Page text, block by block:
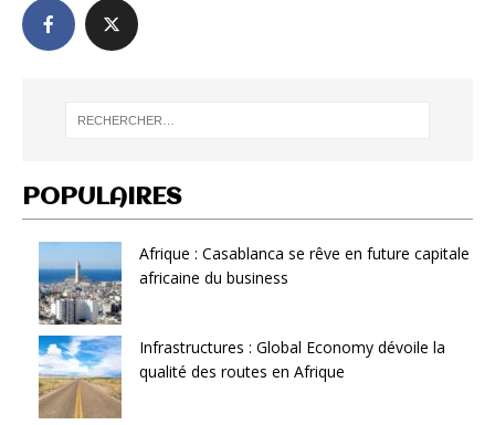
POPULAIRES
Afrique : Casablanca se rêve en future capitale
africaine du business
Infrastructures : Global Economy dévoile la
qualité des routes en Afrique